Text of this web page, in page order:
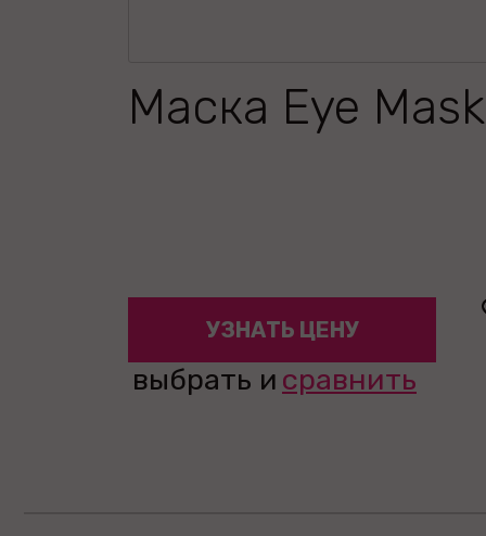
Маска Eye
УЗНАТЬ ЦЕНУ
выбрать и сравнить